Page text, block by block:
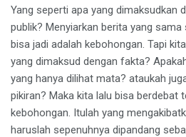
Yang seperti apa yang dimaksudkan
publik? Menyiarkan berita yang
bisa jadi adalah kebohongan. Tapi
yang dimaksud dengan fakta?
yang hanya dilihat mata? ataukah
pikiran? Maka kita lalu bisa berdebat
kebohongan. Itulah yang
haruslah sepenuhnya dipandang